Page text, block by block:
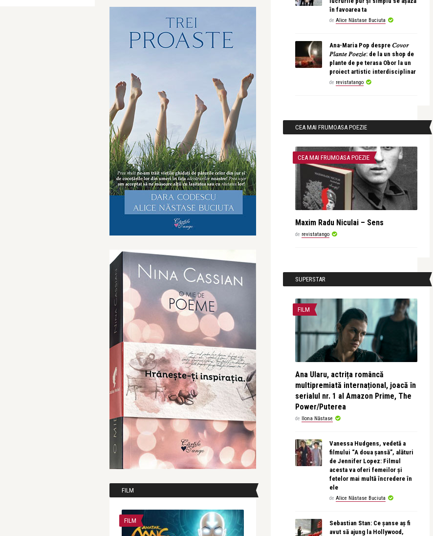
FILM
FILM
în favoarea ta
de Alice Năstase Buciuta
Ana-Maria Pop despre 𝐶𝑜𝑣𝑜𝑟
𝑃𝑙𝑎𝑛𝑡𝑒 𝑃𝑜𝑒𝑧𝑖𝑒: de la un shop de
plante de pe terasa Obor la un
proiect artistic interdisciplinar
de revistatango
CEA MAI FRUMOASA POEZIE
CEA MAI FRUMOASA POEZIE
Maxim Radu Niculai – Sens
de revistatango
SUPERSTAR
FILM
Ana Ularu, actrița româncă
multipremiată internațional, joacă în
serialul nr. 1 al Amazon Prime, The
Power/Puterea
de Ilona Năstase
Vanessa Hudgens, vedetă a
filmului “A doua șansă”, alături
de Jennifer Lopez: Filmul
acesta va oferi femeilor și
fetelor mai multă încredere în
ele
de Alice Năstase Buciuta
Sebastian Stan: Ce șanse aș fi
avut să ajung la Hollywood,